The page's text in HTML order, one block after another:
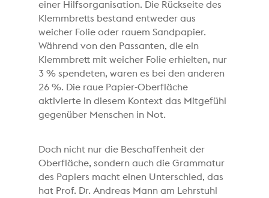
einer Hilfsorganisation. Die Rückseite des
Klemmbretts bestand entweder aus
weicher Folie oder rauem Sandpapier.
Während von den Passanten, die ein
Klemmbrett mit weicher Folie erhielten, nur
3 % spendeten, waren es bei den anderen
26 %. Die raue Papier-Oberfläche
aktivierte in diesem Kontext das Mitgefühl
gegenüber Menschen in Not.
Doch nicht nur die Beschaffenheit der
Oberfläche, sondern auch die Grammatur
des Papiers macht einen Unterschied, das
hat Prof. Dr. Andreas Mann am Lehrstuhl